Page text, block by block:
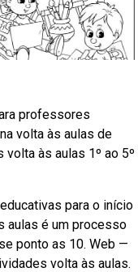
professores
volta às aulas de
às aulas 1º ao 5º
para o início
aulas é um processo
ponto as 10. Web —
volta às aulas.